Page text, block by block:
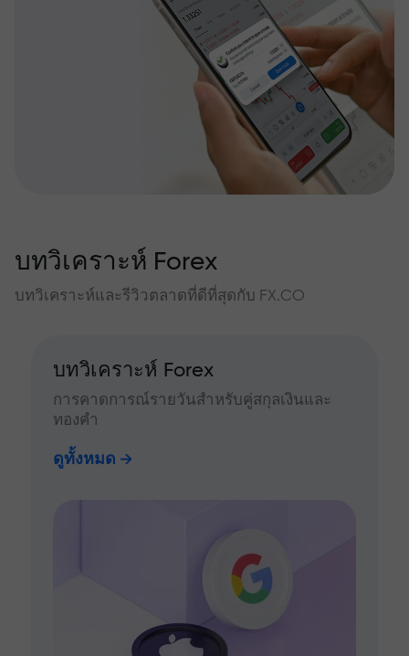
บทวิเคราะห์ Forex
บทวิเคราะห์และรีวิวตลาดที่ดีที่สุดกับ FX.CO
บทวิเคราะห์ Forex
การคาดการณ์รายวันสำหรับคู่สกุลเงินและ
ทองคำ
ดูทั้งหมด